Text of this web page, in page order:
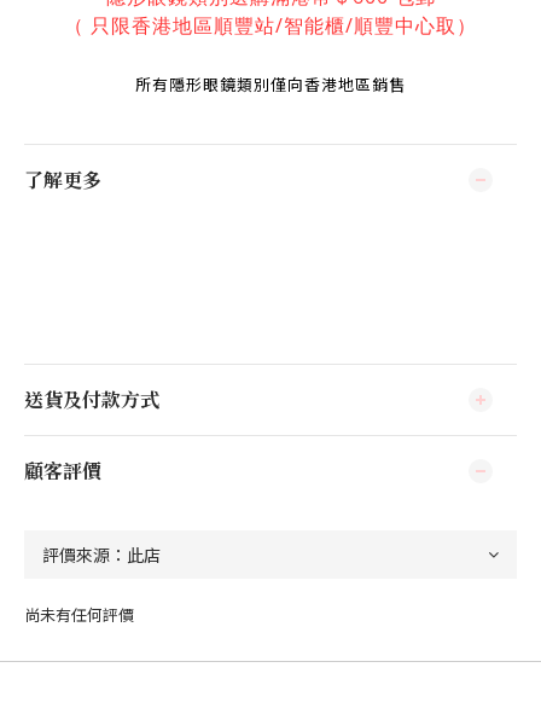
（ 只限香港地區順豐站/智能櫃/順豐中心取）
所有隱形眼鏡類別僅向香港地區銷售
了解更多
送貨及付款方式
顧客評價
尚未有任何評價